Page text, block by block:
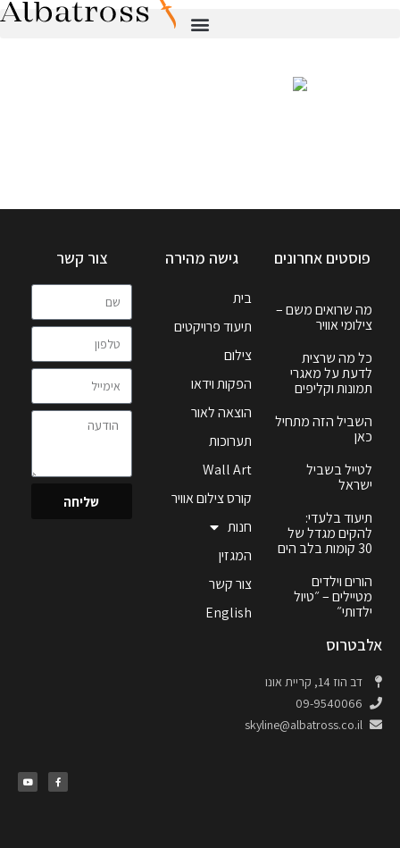
פוסטים אחרונים
מה שרואים משם –
צילומי אוויר
כל מה שרצית
לדעת על מאגרי
תמונות וקליפים
השביל הזה מתחיל
כאן
לטייל בשביל
ישראל
תיעוד בלעדי:
להקים מגדל של
30 קומות בלב הים
הורים וילדים
מטיילים – ״טיול
ילדותי״
גישה מהירה
בית
תיעוד פרויקטים
צילום
הפקות וידאו
הוצאה לאור
תערוכות
Wall Art
קורס צילום אוויר
חנות
המגזין
צור קשר
English
צור קשר
שליחה
אלבטרוס
דב הוז 14, קריית אונו
09-9540066
skyline@albatross.co.il